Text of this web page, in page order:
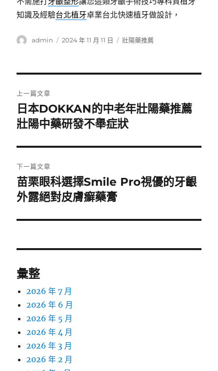
知識及經驗台北植牙卓業台北快速植牙做設計，
作
admin
發
2024 年 11 月 11 日
分
壯陽藥推薦
章
導
覽
上一篇文章
上
一
文
章:
日本DOKKAN的中老年壯陽藥推薦
壯陽中藥研發不舉症狀
下一篇文章
下
一
文
苗栗眼科選擇Smile Pro視優的牙齦
外露絕對皮膚癬藥膏
彙整
2026 年 7 月
2026 年 6 月
2026 年 5 月
2026 年 4 月
2026 年 3 月
2026 年 2 月